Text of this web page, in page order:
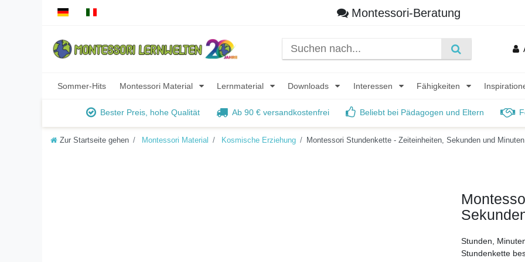
Montessori-Beratung
Sommer-Hits Montessori Material Lernmaterial Downloads Interessen Fähigkeiten
Bester Preis, hohe Qualität Ab 90 € versandkostenfrei Beliebt bei Pädagogen und Eltern
Zur Startseite gehen Montessori Material Kosmische Erziehung Montessori Stundenkette - Zeiteinheiten, Sekunden und
Stunden,
Stundenkette